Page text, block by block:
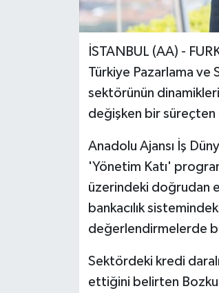
İSTANBUL (AA) -
Türkiye Pazarlama
sektörünün
değişken bir
Anadolu Ajansı İş
'Yönetim Katı'
üzerindeki doğrudan
bankacılık
değerlendirmelerde
Sektördeki kredi
ettiğini belirten